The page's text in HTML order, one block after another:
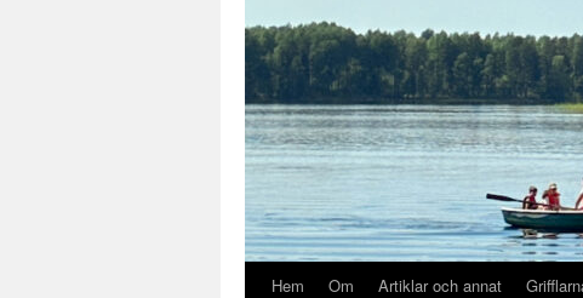
Hem Om Artiklar och annat